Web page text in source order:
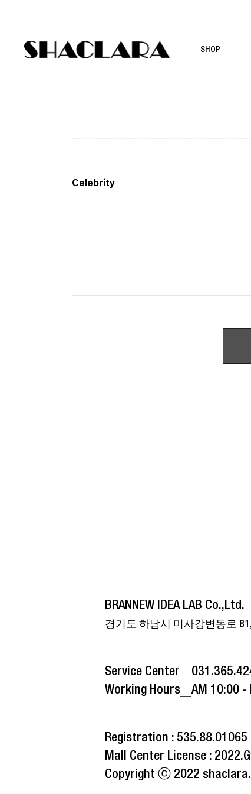
SHOP
Celebrity
BRANNEW IDEA LAB Co.,Ltd.
경기도 하남시 미사강변동로
Service Center
Working Hours
AM 10:00 -
Registration : 535.88.01065
Mall Center License :
Copyright ⓒ 2022 shaclara.